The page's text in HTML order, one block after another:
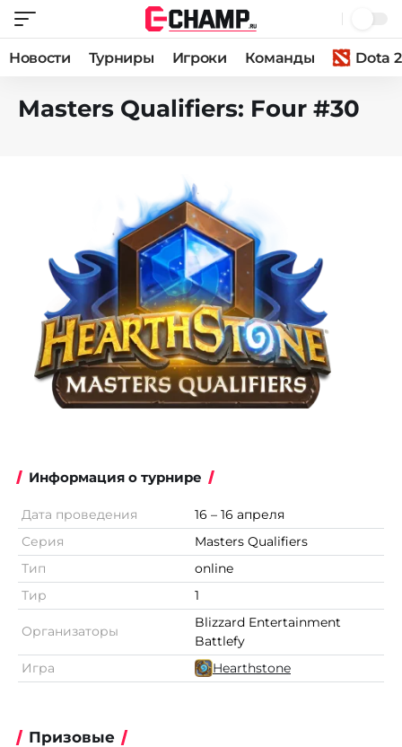
Новости Турниры Игроки Команды Dota 2
Masters Qualifiers: Four #30
Информация о турнире
Дата проведения
16 – 16 апреля
Серия
Masters Qualifiers
Тип
online
Тир
1
Организаторы
Blizzard Entertainment
Battlefy
Игра
Hearthstone
Призовые